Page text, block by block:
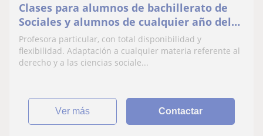
Clases para alumnos de bachillerato de
Sociales y alumnos de cualquier año del
grado en derecho.
Profesora particular, con total disponibilidad y
flexibilidad. Adaptación a cualquier materia referente al
derecho y a las ciencias sociale...
ver más Contactar